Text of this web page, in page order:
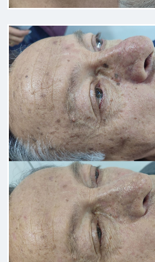
entender para el paciente
Paciente
Excelente profesional y
calidad en la atención.
Paciente